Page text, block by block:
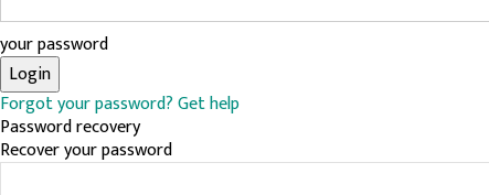
your password
Forgot your password? Get help
Password recovery
Recover your password